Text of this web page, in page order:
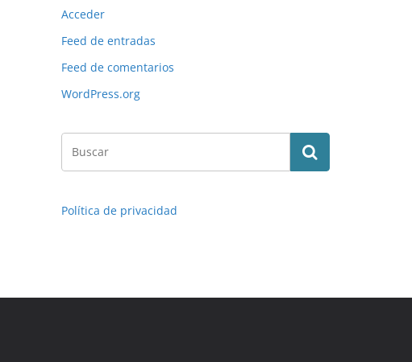
Acceder
Feed de entradas
Feed de comentarios
WordPress.org
Política de privacidad